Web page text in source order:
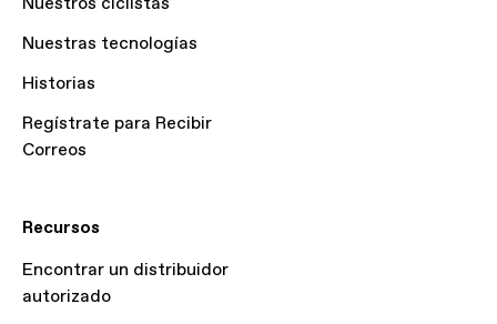
Nuestras tecnologías
Historias
Regístrate para Recibir
Correos
Recursos
Encontrar un distribuidor
autorizado